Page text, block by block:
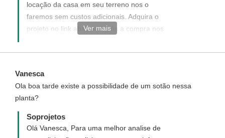
locação da casa em seu terreno nos o
faremos sem custos adicionais. Adquira o
projeto no link abaixo e após a compra nos
casa:
casas/Sobrado-com-10-metros-de-frente-
Cod-78
Ver mais
Vanesca
Ola boa tarde existe a possibilidade de um sotão nessa
planta?
Soprojetos
Olá Vanesca, Para uma melhor analise de